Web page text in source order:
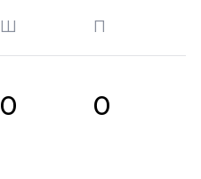
Ш П
0 0